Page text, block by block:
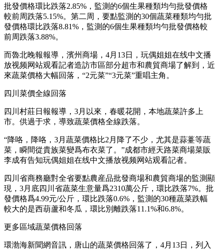
批發價格環比跌落2.85%，監測的6個生果種類均勻批發價格
較前周跌落5.15%。第二周，要點監測的30個蔬菜種類均勻批
發價格環比跌落8.81%，監測的6個生果種類均勻批發價格較
前周跌落3.88%。
而魯北晚報報導，濱州商場，4月13日，玩偶姐姐在线中文播
放视频网站观看記者造訪市區部分超市和農貿商場了解到，近
來蔬菜價格大幅回落，“2元菜”“3元菜”重唱主角。
四川菜價全線回落
四川村莊日報報導，3月以來，春暖花開，本地蔬菜許多上
市。供過于求，導致蔬菜價格全線跌落。
“降咯，降咯，3月蔬菜價格比2月降了不少，尤其是蒜薹等蔬
菜，瞬間從貴族菜變爲布衣菜了。”成都市經天路菜商場菜販
李成有告知玩偶姐姐在线中文播放视频网站观看記者。
四川省商務廳對全省要點農産品批發商場和農貿商場的監測顯
現，3月底四川省蔬菜生意量爲2310萬公斤，環比跌落7%。批
發價格爲4.99元/公斤，環比跌落0.6%，監測的30種蔬菜跌幅
較大的是西葫蘆和冬瓜，環比別離跌落11.1%和6.8%。
更多區域蔬菜價格回落
環渤海新聞網音訊，唐山的蔬菜價格回落了，4月13日，列入